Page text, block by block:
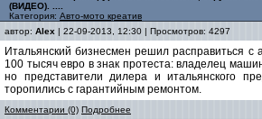
(ВИДЕО). ....
Категория: Авто-мото креатив
автор: Alex | 22-09-2013, 12:30 | Просмотров: 4297
Итальянский бизнесмен решил расправиться
100 тысяч евро в знак протеста: владелец
но представители дилера и итальянского
торопились с гарантийным ремонтом.
Комментарии (0) Подробнее